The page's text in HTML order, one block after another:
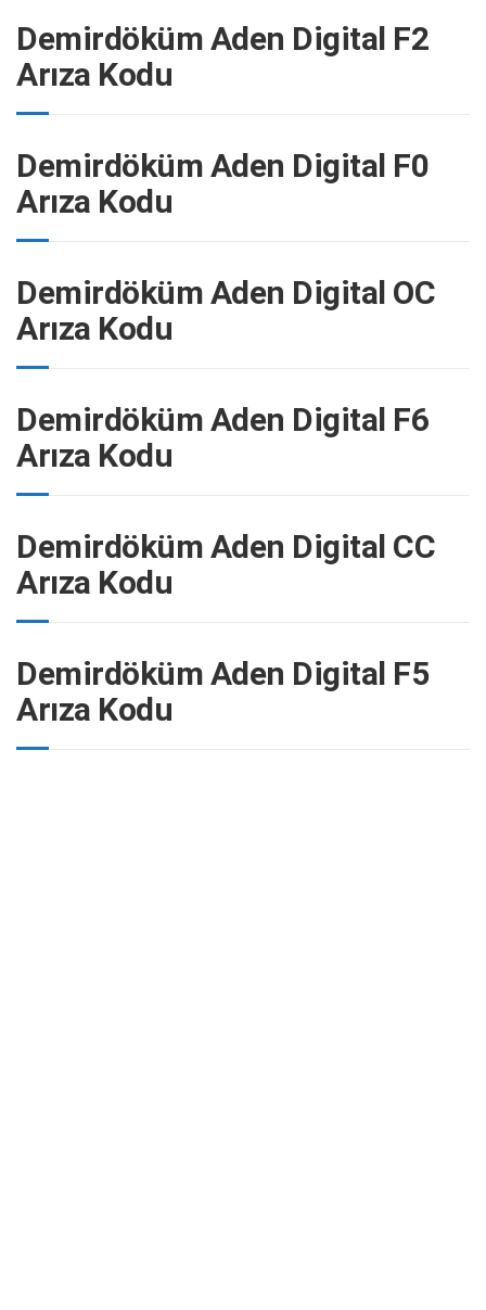
Demirdöküm Aden Digital F2
Arıza Kodu
Demirdöküm Aden Digital F0
Arıza Kodu
Demirdöküm Aden Digital OC
Arıza Kodu
Demirdöküm Aden Digital F6
Arıza Kodu
Demirdöküm Aden Digital CC
Arıza Kodu
Demirdöküm Aden Digital F5
Arıza Kodu